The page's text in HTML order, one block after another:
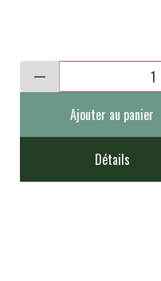
Ajouter au panier
Détails